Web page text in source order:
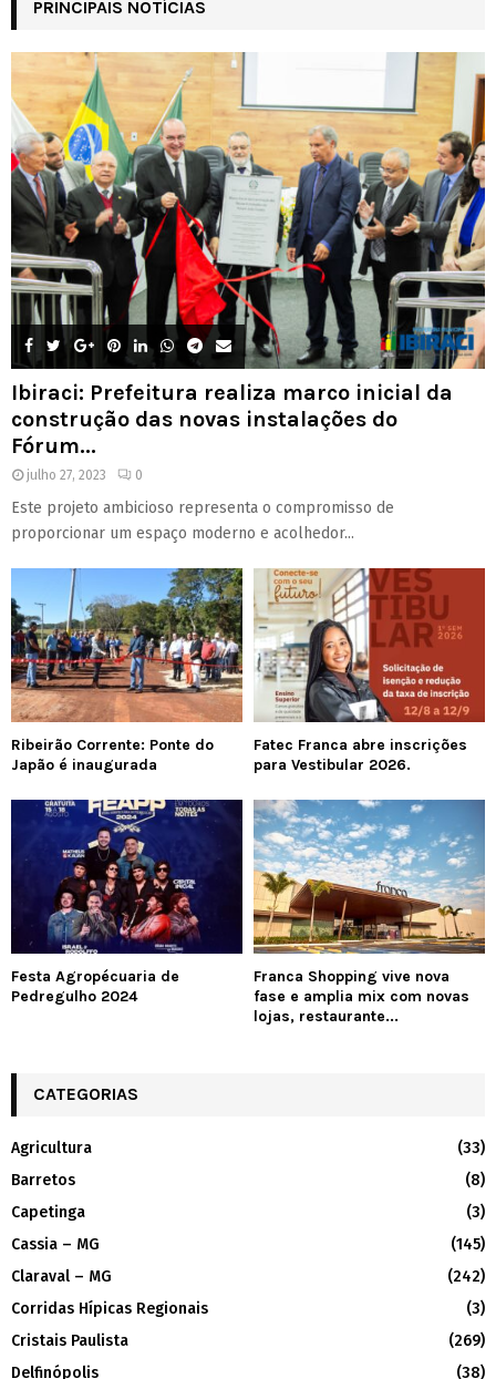
PRINCIPAIS NOTÍCIAS
Ibiraci: Prefeitura realiza marco inicial da
construção das novas instalações do
Fórum...
julho 27, 2023 0
Este projeto ambicioso representa o compromisso de
proporcionar um espaço moderno e acolhedor...
Ribeirão Corrente: Ponte do
Japão é inaugurada
Fatec Franca abre inscrições
para Vestibular 2026.
Festa Agropécuaria de
Pedregulho 2024
Franca Shopping vive nova
fase e amplia mix com novas
lojas, restaurante...
CATEGORIAS
Agricultura
(33)
Barretos
(8)
Capetinga
(3)
Cassia – MG
(145)
Claraval – MG
(242)
Corridas Hípicas Regionais
(3)
Cristais Paulista
(269)
Delfinópolis
(38)